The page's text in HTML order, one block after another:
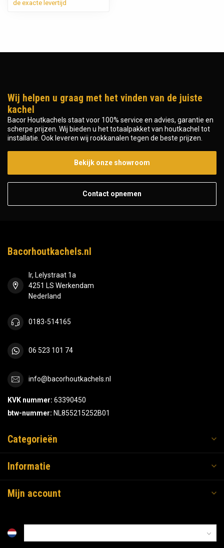
de exacte levertijd
Wij helpen u graag met het vinden van de juiste
kachel
Bacor Houtkachels staat voor 100% service en advies, garantie en
scherpe prijzen. Wij bieden u het totaalpakket van houtkachel tot
installatie. Ook leveren wij rookkanalen tegen de beste prijzen.
Bekijk onze showroom
Contact opnemen
Bacorhoutkachels.nl
Ir, Lelystraat 1a
4251 LS Werkendam
Nederland
0183-514165
06 523 101 74
info@bacorhoutkachels.nl
KVK nummer: 63390450
btw-nummer: NL855215252B01
Categorieën
Informatie
Mijn account